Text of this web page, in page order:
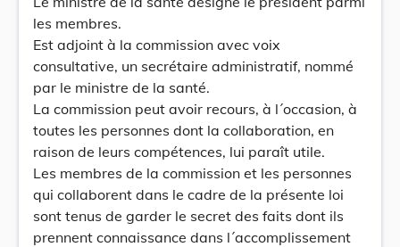
les membres.
Est adjoint à la commission avec voix
consultative, un secrétaire administratif, nommé
par le ministre de la santé.
La commission peut avoir recours, à l´occasion, à
toutes les personnes dont la collaboration, en
raison de leurs compétences, lui paraît utile.
Les membres de la commission et les personnes
qui collaborent dans le cadre de la présente loi
sont tenus de garder le secret des faits dont ils
prennent connaissance dans l´accomplissement